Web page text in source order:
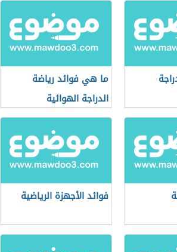
ما هي فوائد رياضة
الدراجة الهوائية
فوائد الأجهزة الرياضية